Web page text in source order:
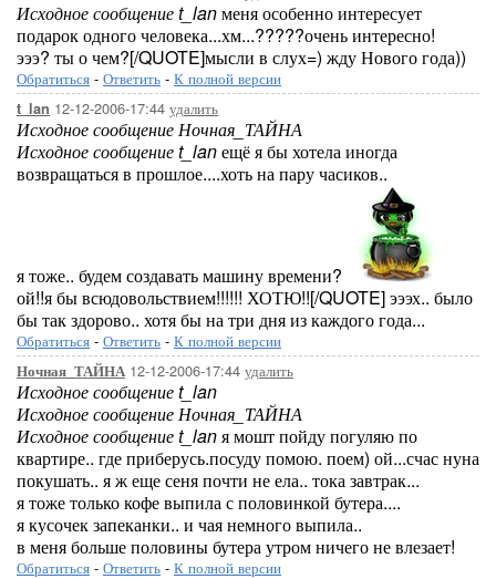
Исходное сообщение t_lanменя особенно интересует
подарок одного человека...хм...?????очень интересно!
эээ? ты о чем?[/QUOTE]мысли в слух=) жду Нового года))
Обратиться - Ответить - К полной версии
t_lan 12-12-2006-17:44 удалить
Исходное сообщение Ночная_ТАЙНА
Исходное сообщение t_lanещё я бы хотела иногда
возвращаться в прошлое....хоть на пару часиков..
я тоже.. будем создавать машину времени?
ой!!я бы всюдовольствием!!!!!! ХОТЮ!![/QUOTE] эээх.. было
бы так здорово.. хотя бы на три дня из каждого года...
Обратиться - Ответить - К полной версии
Ночная_ТАЙНА 12-12-2006-17:44 удалить
Исходное сообщение t_lan
Исходное сообщение Ночная_ТАЙНА
Исходное сообщение t_lanя мошт пойду погуляю по
квартире.. где приберусь.посуду помою. поем) ой...счас нуна
покушать.. я ж еще сеня почти не ела.. тока завтрак...
я тоже только кофе выпила с половинкой бутера....
я кусочек запеканки.. и чая немного выпила..
в меня больше половины бутера утром ничего не влезает!
Обратиться - Ответить - К полной версии